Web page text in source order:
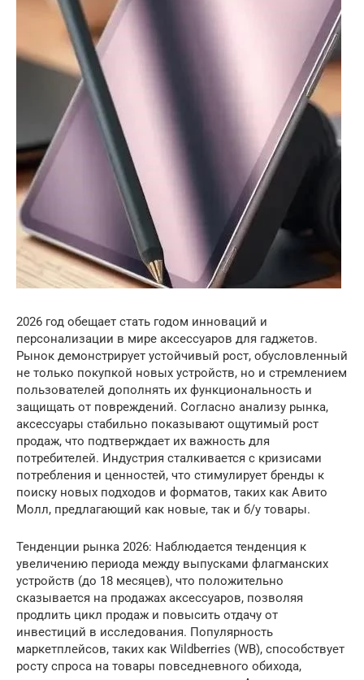
2026 год обещает стать годом инноваций и
персонализации в мире аксессуаров для гаджетов.
Рынок демонстрирует устойчивый рост, обусловленный
не только покупкой новых устройств, но и стремлением
пользователей дополнять их функциональность и
защищать от повреждений. Согласно анализу рынка,
аксессуары стабильно показывают ощутимый рост
продаж, что подтверждает их важность для
потребителей. Индустрия сталкивается с кризисами
потребления и ценностей, что стимулирует бренды к
поиску новых подходов и форматов, таких как Авито
Молл, предлагающий как новые, так и б/у товары.
Тенденции рынка 2026: Наблюдается тенденция к
увеличению периода между выпусками флагманских
устройств (до 18 месяцев), что положительно
сказывается на продажах аксессуаров, позволяя
продлить цикл продаж и повысить отдачу от
инвестиций в исследования. Популярность
маркетплейсов, таких как Wildberries (WB), способствует
росту спроса на товары повседневного обихода,